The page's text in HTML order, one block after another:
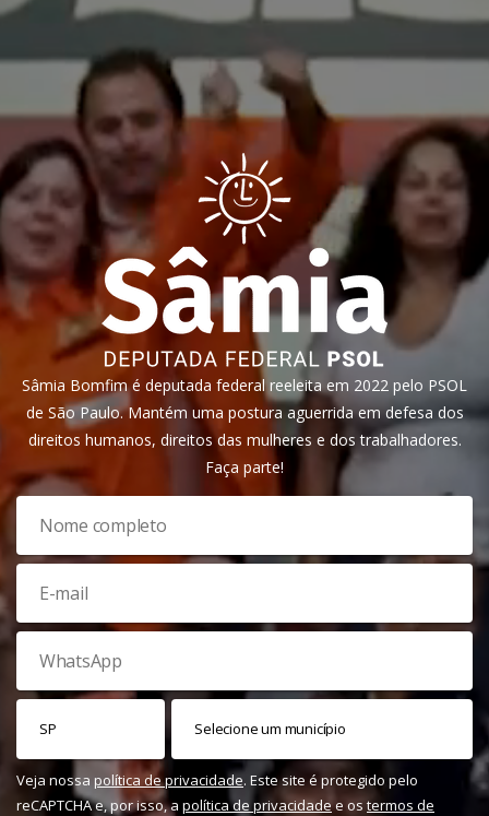
Sâmia Bomfim é deputada federal reeleita em 2022 pelo PSOL
de São Paulo. Mantém uma postura aguerrida em defesa dos
direitos humanos, direitos das mulheres e dos trabalhadores.
Faça parte!
Veja nossa política de privacidade. Este site é protegido pelo
reCAPTCHA e, por isso, a política de privacidadee os termos de